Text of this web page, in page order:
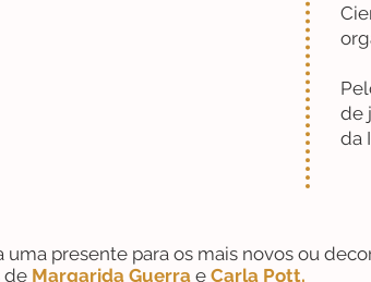
de
da
uma presente para os mais novos ou
de Margarida Guerra e Carla Pott.